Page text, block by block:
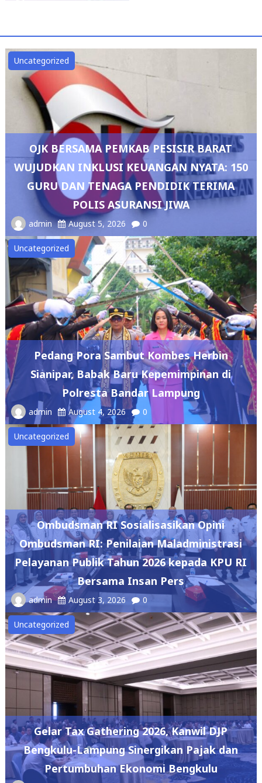
Uncategorized
OJK BERSAMA PEMKAB PESISIR BARAT
WUJUDKAN INKLUSI KEUANGAN NYATA: 150
GURU DAN TENAGA PENDIDIK TERIMA
POLIS ASURANSI JIWA
admin August 5, 2026 0
Uncategorized
Pedang Pora Sambut Kombes Herbin
Sianipar, Babak Baru Kepemimpinan di
Polresta Bandar Lampung
admin August 4, 2026 0
Uncategorized
Ombudsman RI Sosialisasikan Opini
Ombudsman RI: Penilaian Maladministrasi
Pelayanan Publik Tahun 2026 kepada KPU RI
Bersama Insan Pers
admin August 3, 2026 0
Uncategorized
Gelar Tax Gathering 2026, Kanwil DJP
Bengkulu-Lampung Sinergikan Pajak dan
Pertumbuhan Ekonomi Bengkulu